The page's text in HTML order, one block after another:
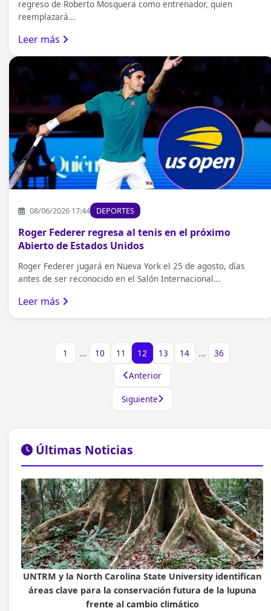
regreso de Roberto Mosquera como entrenador, quien
reemplazará...
Leer más
08/06/2026 17:44 DEPORTES
Roger Federer regresa al tenis en el próximo
Abierto de Estados Unidos
Roger Federer jugará en Nueva York el 25 de agosto, días
antes de ser reconocido en el Salón Internacional...
Leer más
Anterior
1 ... 10 11 12 13 14 ... 36
Siguiente
Últimas Noticias
UNTRM y la North Carolina State University identifican
áreas clave para la conservación futura de la lupuna
frente al cambio climático